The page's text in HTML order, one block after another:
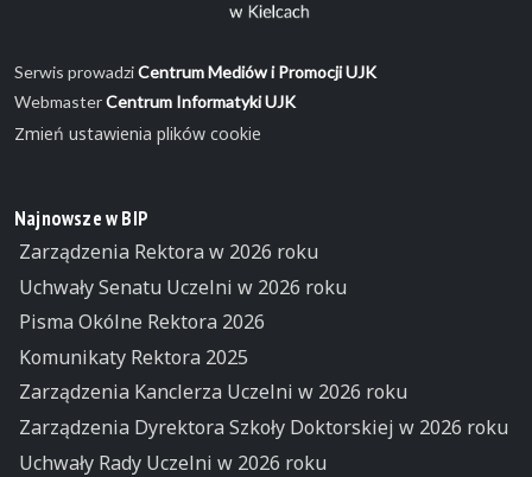
Serwis prowadziCentrum Mediów i Promocji UJK
WebmasterCentrum Informatyki UJK
Zmień ustawienia plików cookie
Najnowsze w BIP
Zarządzenia Rektora w 2026 roku
Uchwały Senatu Uczelni w 2026 roku
Pisma Okólne Rektora 2026
Komunikaty Rektora 2025
Zarządzenia Kanclerza Uczelni w 2026 roku
Zarządzenia Dyrektora Szkoły Doktorskiej w 2026 roku
Uchwały Rady Uczelni w 2026 roku